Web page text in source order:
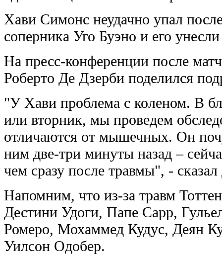
Хави Симонс неудачно упал
соперника Уго Буэно и его
На пресс-конференции после
Роберто Де Дзерби поделился
"У Хави проблема с коленом. В
или вторник, мы проведем
отличаются от мышечных. Он
ним две-три минуты назад –
чем сразу после травмы", -
Напомним, что из-за травм
Дестини Удоги, Папе Сарр,
Ромеро, Мохаммед Кудус, Деян
Уилсон Одобер.